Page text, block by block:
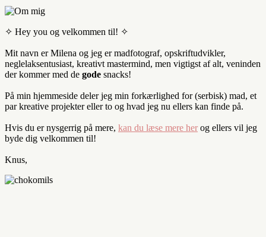
✧ Hey you og velkommen til! ✧
Mit navn er Milena og jeg er madfotograf, opskriftudvikler,
neglelaksentusiast, kreativt mastermind, men vigtigst af alt, veninden
der kommer med de gode snacks!
På min hjemmeside deler jeg min forkærlighed for (serbisk) mad, et
par kreative projekter eller to og hvad jeg nu ellers kan finde på.
Hvis du er nysgerrig på mere, kan du læse mere her og ellers vil jeg
byde dig velkommen til!
Knus,